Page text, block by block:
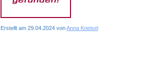
Erstellt am 29.04.2024 vonAnna Kneisel